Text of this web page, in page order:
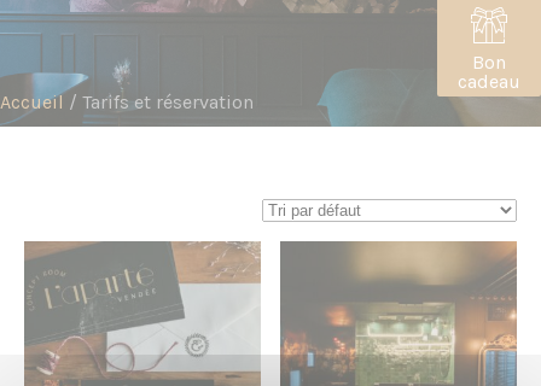
Bon
cadeau
Accueil / Tarifs et réservation